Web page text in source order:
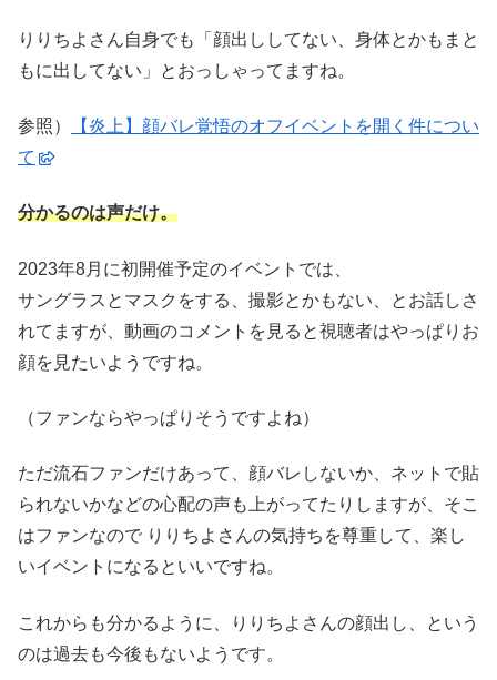
りりちよさん自身でも「顔出ししてない、身体とかもまと
もに出してない」とおっしゃってますね。
参照）
【炎上】顔バレ覚悟のオフイベントを開く件につい
て
分かるのは声だけ。
2023年8月に初開催予定のイベントでは、
サングラスとマスクをする、撮影とかもない、とお話しさ
れてますが、動画のコメントを見ると視聴者はやっぱりお
顔を見たいようですね。
（ファンならやっぱりそうですよね）
ただ流石ファンだけあって、顔バレしないか、ネットで貼
られないかなどの心配の声も上がってたりしますが、そこ
はファンなので りりちよさんの気持ちを尊重して、楽し
いイベントになるといいですね。
これからも分かるように、りりちよさんの顔出し、という
のは過去も今後もないようです。